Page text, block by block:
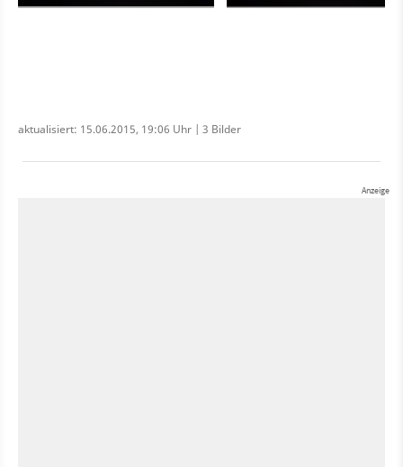
aktualisiert: 15.06.2015, 19:06 Uhr | 3 Bilder